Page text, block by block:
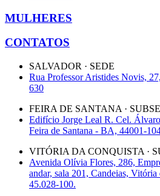
MULHERES
CONTATOS
SALVADOR · SEDE
Rua Professor Aristides Novis,
630
FEIRA DE SANTANA ·
Edifício Jorge Leal R. Cel.
Feira de Santana - BA, 44001-
VITÓRIA DA CONQUISTA ·
Avenida Olívia Flores, 286,
andar, sala 201, Candeias,
45.028-100.